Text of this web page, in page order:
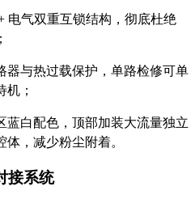
电气双重互锁结构，彻底杜绝
器与热过载保护，单路检修可单
；
蓝白配色，顶部加装大流量独立
，减少粉尘附着。
接系统